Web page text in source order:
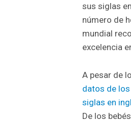
sus siglas
número de
mundial
excelencia
A pesar de
datos de los
siglas en
De los